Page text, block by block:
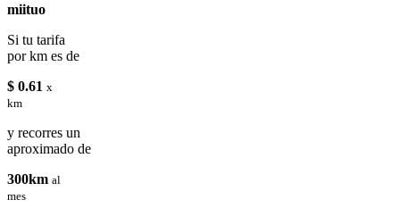
miituo
Si tu tarifa
por km es de
$ 0.61 x
km
y recorres un
aproximado de
300km al
mes